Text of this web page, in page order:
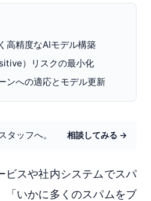
高精度なAIモデル構築
）リスクの最小化
ンへの適応とモデル更新
タッフへ。 相談してみる →
ビスや社内システムでスパ
「いかに多くのスパムをブ